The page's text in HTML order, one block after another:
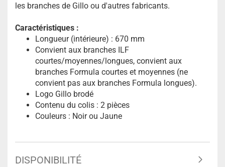
les branches de Gillo ou d'autres fabricants.
Caractéristiques :
Longueur (intérieure) : 670 mm
Convient aux branches ILF
courtes/moyennes/longues, convient aux
branches Formula courtes et moyennes (ne
convient pas aux branches Formula longues).
Logo Gillo brodé
Contenu du colis : 2 pièces
Couleurs : Noir ou Jaune
DISPONIBILITÉ